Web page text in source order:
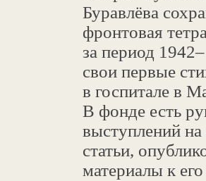
Буравлёва
фронтовая
за период
свои первые
в госпитале в
В фонде есть
выступлений на
статьи,
материалы к